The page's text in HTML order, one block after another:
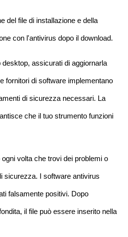
del file di installazione e della
con l'antivirus dopo il download.
desktop, assicurati di aggiornarla
fornitori di software implementano
di sicurezza necessari. La
che il tuo strumento funzioni
volta che trovi dei problemi o
sicurezza. I software antivirus
falsamente positivi. Dopo
il file può essere inserito nella